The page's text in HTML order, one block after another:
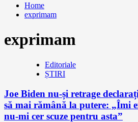
Home
exprimam
exprimam
Editoriale
ȘTIRI
Joe Biden nu-și retrage
să mai rămână la putere: „Îmi
nu-mi cer scuze pentru asta”